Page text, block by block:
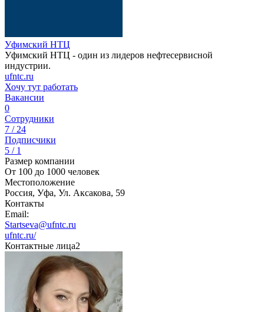
Уфимский НТЦ
Уфимский НТЦ - один из лидеров нефтесервисной
индустрии.
ufntc.ru
Хочу тут работать
Вакансии
0
Сотрудники
7 / 24
Подписчики
5 / 1
Размер компании
От 100 до 1000 человек
Местоположение
Россия, Уфа, Ул. Аксакова, 59
Контакты
Email:
Startseva@ufntc.ru
ufntc.ru/
Контактные лица2